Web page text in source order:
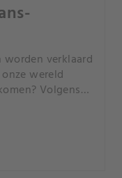
verklaard
wereld
Volgens
en engelen